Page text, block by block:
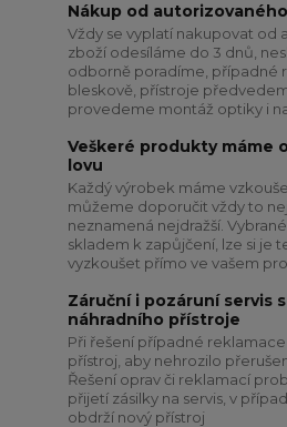
Nákup od
Vždy se vyplatí nakupovat od
zboží odesíláme do 3 dnů,
odborně poradíme, případné
bleskově, přístroje
provedeme montáž optiky i
Veškeré produkty máme
lovu
Každý výrobek máme
můžeme doporučit vždy to
neznamená nejdražší.
skladem k zapůjčení, lze si je
vyzkoušet přímo ve vašem
Záruční i pozáruní servis
náhradního přístroje
Při řešení případné
přístroj, aby nehrozilo
Řešení oprav či reklamací
přijetí zásilky na servis, v
obdrží nový přístroj